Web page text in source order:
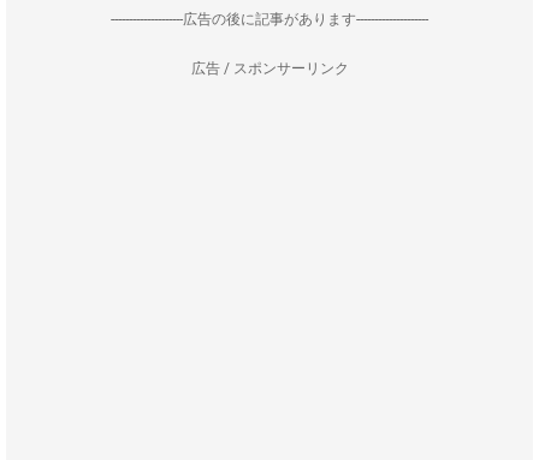
--------------------広告の後に記事があります--------------------
広告 / スポンサーリンク